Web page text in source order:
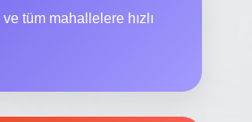
tüm mahallelere hızlı